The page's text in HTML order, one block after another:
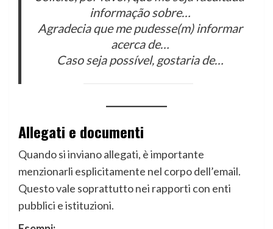
informação sobre…
Agradecia que me pudesse(m) informar
acerca de…
Caso seja possível, gostaria de…
Allegati e documenti
Quando si inviano allegati, è importante
menzionarli esplicitamente nel corpo dell’email.
Questo vale soprattutto nei rapporti con enti
pubblici e istituzioni.